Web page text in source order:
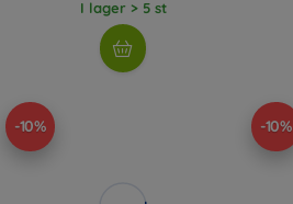
I lager > 5 st
-10% -10%